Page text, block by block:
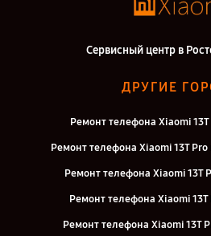
Сервисный центр в
ДРУГИЕ
Ремонт телефона Xiaomi
Ремонт телефона Xiaomi 13T
Ремонт телефона Xiaomi 13T
Ремонт телефона Xiaomi
Ремонт телефона Xiaomi 13T